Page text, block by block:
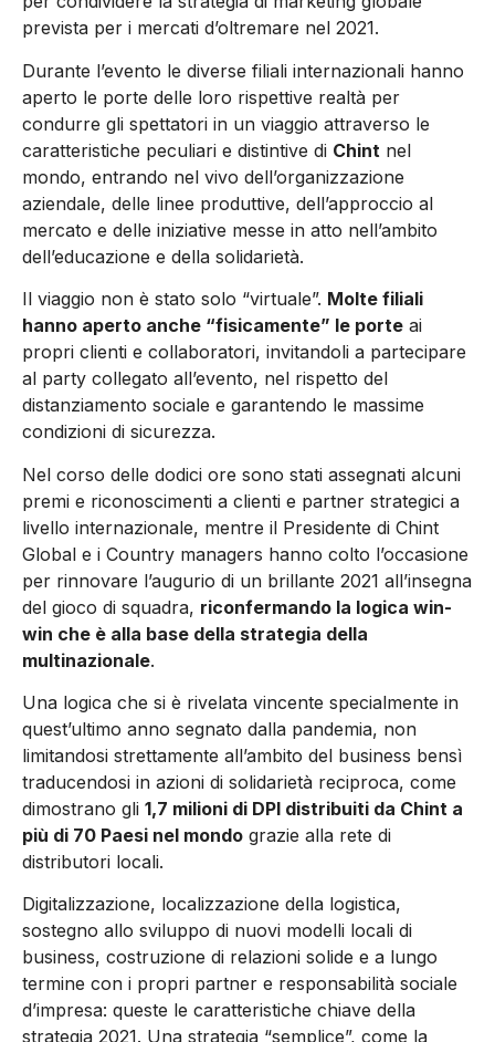
prevista per i mercati d’oltremare nel 2021.
Durante l’evento le diverse filiali internazionali hanno
aperto le porte delle loro rispettive realtà per
condurre gli spettatori in un viaggio attraverso le
caratteristiche peculiari e distintive di Chint nel
mondo, entrando nel vivo dell’organizzazione
aziendale, delle linee produttive, dell’approccio al
mercato e delle iniziative messe in atto nell’ambito
dell’educazione e della solidarietà.
Il viaggio non è stato solo “virtuale”. Molte filiali
hanno aperto anche “fisicamente” le porte ai
propri clienti e collaboratori, invitandoli a partecipare
al party collegato all’evento, nel rispetto del
distanziamento sociale e garantendo le massime
condizioni di sicurezza.
Nel corso delle dodici ore sono stati assegnati alcuni
premi e riconoscimenti a clienti e partner strategici a
livello internazionale, mentre il Presidente di Chint
Global e i Country managers hanno colto l’occasione
per rinnovare l’augurio di un brillante 2021 all’insegna
del gioco di squadra, riconfermando la logica win-
win che è alla base della strategia della
multinazionale.
Una logica che si è rivelata vincente specialmente in
quest’ultimo anno segnato dalla pandemia, non
limitandosi strettamente all’ambito del business bensì
traducendosi in azioni di solidarietà reciproca, come
dimostrano gli 1,7 milioni di DPI distribuiti da Chint a
più di 70 Paesi nel mondo grazie alla rete di
distributori locali.
Digitalizzazione, localizzazione della logistica,
sostegno allo sviluppo di nuovi modelli locali di
business, costruzione di relazioni solide e a lungo
termine con i propri partner e responsabilità sociale
d’impresa: queste le caratteristiche chiave della
strategia 2021. Una strategia “semplice”, come la